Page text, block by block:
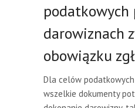
podatkowych
darowiznach
obowiązku
Dla celów
wszelkie dokumenty